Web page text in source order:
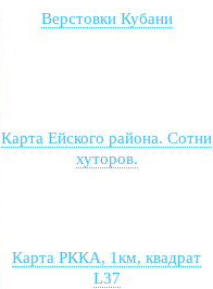
Верстовки Кубани
Карта Ейского района. Сотни
хуторов.
Карта РККА, 1км, квадрат
L37